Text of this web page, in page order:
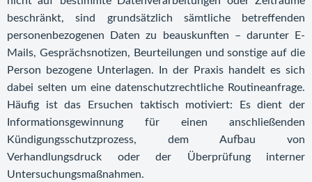
beschränkt, sind grundsätzlich sämtliche betreffenden
personenbezogenen Daten zu beauskunften – darunter E-
Mails, Gesprächsnotizen, Beurteilungen und sonstige auf die
Person bezogene Unterlagen. In der Praxis handelt es sich
dabei selten um eine datenschutzrechtliche Routineanfrage.
Häufig ist das Ersuchen taktisch motiviert: Es dient der
Informationsgewinnung für einen anschließenden
Kündigungsschutzprozess, dem Aufbau von
Verhandlungsdruck oder der Überprüfung interner
Untersuchungsmaßnahmen.